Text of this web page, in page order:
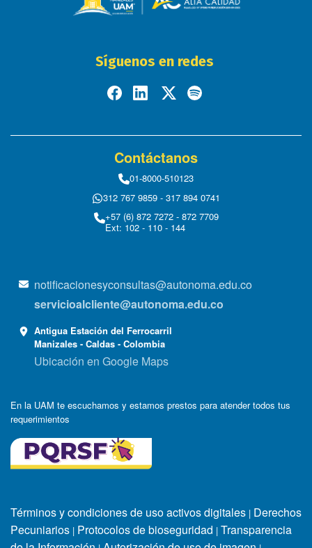
Síguenos en redes
Contáctanos
01-8000-510123
312 767 9859 - 317 894 0741
+57 (6) 872 7272 - 872 7709
Ext: 102 - 110 - 144
notificacionesyconsultas@autonoma.edu.co
servicioalcliente@autonoma.edu.co
Antigua Estación del Ferrocarril
Manizales - Caldas - Colombia
Ubicación en Google Maps
En la UAM te escuchamos y estamos prestos para atender todos tus
requerimientos
Términos y condiciones de uso activos digitales | Derechos
Pecuniarios | Protocolos de bioseguridad | Transparencia